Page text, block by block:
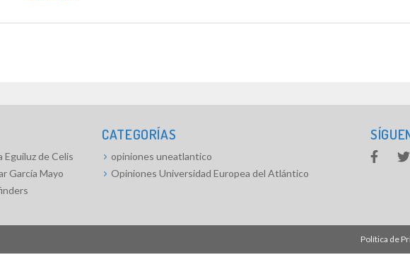
de Celis
García Mayo
CATEGORÍAS
opiniones uneatlantico
Opiniones Universidad Europea del Atlántico
Política de